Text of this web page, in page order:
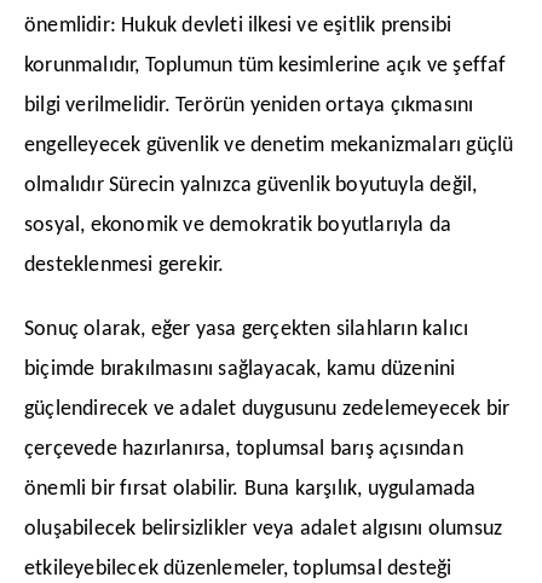
önemlidir: Hukuk devleti ilkesi ve eşitlik prensibi
korunmalıdır, Toplumun tüm kesimlerine açık ve şeffaf
bilgi verilmelidir. Terörün yeniden ortaya çıkmasını
engelleyecek güvenlik ve denetim mekanizmaları güçlü
olmalıdır Sürecin yalnızca güvenlik boyutuyla değil,
sosyal, ekonomik ve demokratik boyutlarıyla da
desteklenmesi gerekir.
​Sonuç olarak, eğer yasa gerçekten silahların kalıcı
biçimde bırakılmasını sağlayacak, kamu düzenini
güçlendirecek ve adalet duygusunu zedelemeyecek bir
çerçevede hazırlanırsa, toplumsal barış açısından
önemli bir fırsat olabilir. Buna karşılık, uygulamada
oluşabilecek belirsizlikler veya adalet algısını olumsuz
etkileyebilecek düzenlemeler, toplumsal desteği